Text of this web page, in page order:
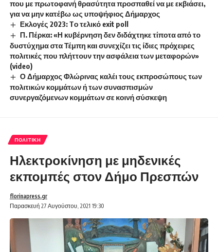
που με πρωτοφανή θρασύτητα προσπαθεί να με εκβιάσει,
για να μην κατέβω ως υποψήφιος Δήμαρχος
Εκλογές 2023: Tο τελικό exit poll
Π. Πέρκα: «Η κυβέρνηση δεν διδάχτηκε τίποτα από το
δυστύχημα στα Τέμπη και συνεχίζει τις ίδιες πρόχειρες
πολιτικές που πλήττουν την ασφάλεια των μεταφορών»
(video)
Ο Δήμαρχος Φλώρινας καλέι τους εκπροσώπους των
πολιτικών κομμάτων ή των συνασπισμών
συνεργαζόμενων κομμάτων σε κοινή σύσκεψη
ΠΟΛΙΤΙΚΉ
Ηλεκτροκίνηση με μηδενικές
εκπομπές στον Δήμο Πρεσπών
Παρασκευή 27 Αυγούστου, 2021 19:30
florinapress.gr